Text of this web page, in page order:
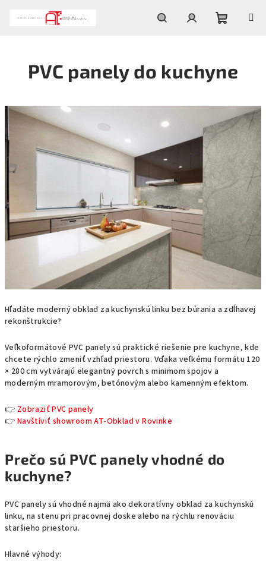
Inhalt
PVC panely do kuchyne
Hľadáte moderný obklad za kuchynskú linku bez búrania a zdĺhavej
rekonštrukcie?
Veľkoformátové PVC panely sú praktické riešenie pre kuchyne, kde
chcete rýchlo zmeniť vzhľad priestoru. Vďaka veľkému formátu 120
× 280 cm vytvárajú elegantný povrch s minimom spojov a
moderným mramorovým, betónovým alebo kamenným efektom.
👉 Zobraziť PVC panely
👉 Navštíviť showroom AT-Obklad v Rovinke
Prečo sú PVC panely vhodné do
kuchyne?
PVC panely sú vhodné najmä ako dekoratívny obklad za kuchynskú
linku, na stenu pri pracovnej doske alebo na rýchlu renováciu
staršieho priestoru.
Hlavné výhody: